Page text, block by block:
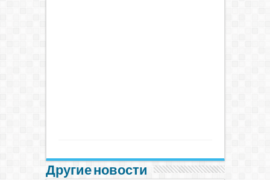
Другие новости